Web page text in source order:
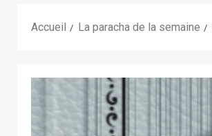
Accueil La paracha de la semaine